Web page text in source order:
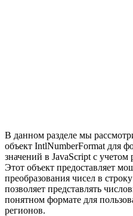
В данном разделе мы
объект IntlNumberFormat для
значений в JavaScript с
Этот объект предоставляет
преобразования чисел в
позволяет представлять
понятном формате для
регионов.